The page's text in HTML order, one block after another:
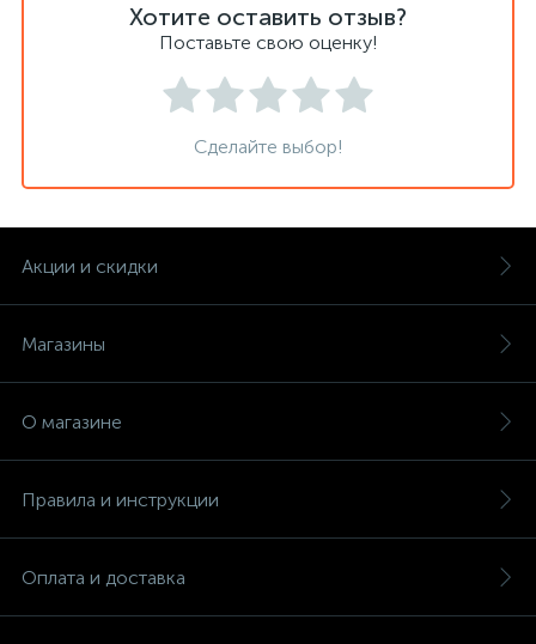
Хотите оставить отзыв?
Поставьте свою оценку!
Сделайте выбор!
Акции и скидки
Магазины
О магазине
Правила и инструкции
Оплата и доставка